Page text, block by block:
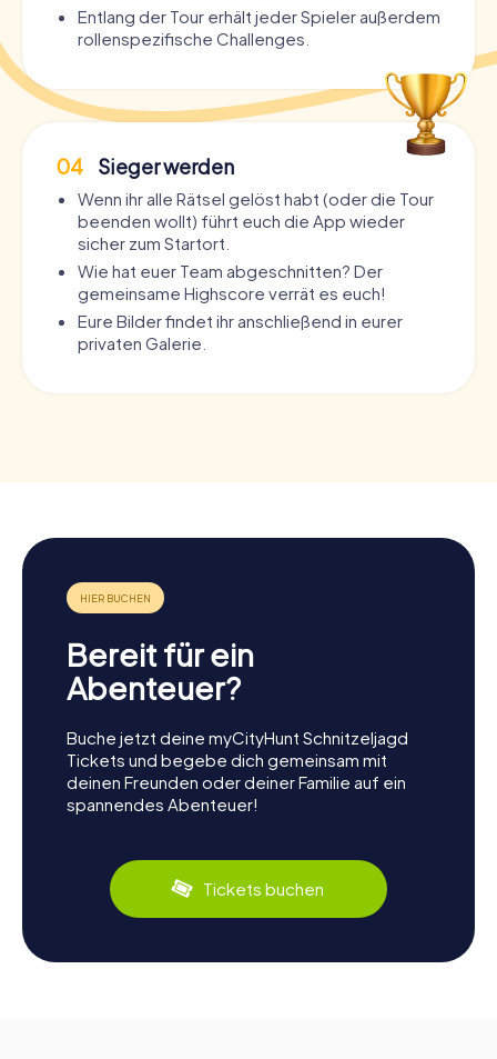
Entlang der Tour erhält jeder Spieler außerdem
rollenspezifische Challenges.
04 Sieger werden
Wenn ihr alle Rätsel gelöst habt (oder die Tour
beenden wollt) führt euch die App wieder
sicher zum Startort.
Wie hat euer Team abgeschnitten? Der
gemeinsame Highscore verrät es euch!
Eure Bilder findet ihr anschließend in eurer
privaten Galerie.
Bereit für ein
Abenteuer?
Buche jetzt deine myCityHunt Schnitzeljagd
Tickets und begebe dich gemeinsam mit
deinen Freunden oder deiner Familie auf ein
spannendes Abenteuer!
Tickets buchen